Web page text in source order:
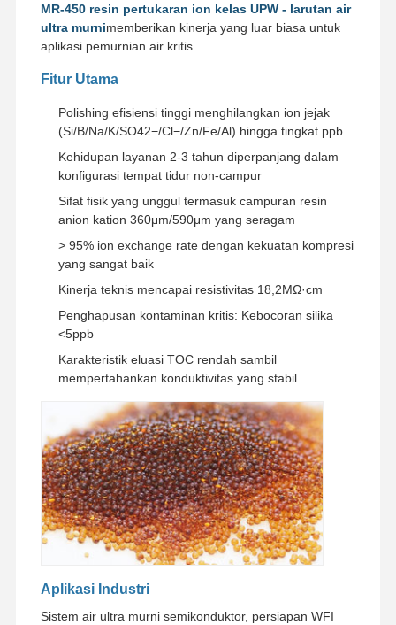
Kami
Tur Pabrik
Kontrol
Kualitas
Hubungi
Kami
Berita
MR-450 resin pertukaran ion kelas UPW - larutan air
ultra murnimemberikan kinerja yang luar biasa untuk
aplikasi pemurnian air kritis.
Fitur Utama
Polishing efisiensi tinggi menghilangkan ion jejak
(Si/B/Na/K/SO42−/Cl−/Zn/Fe/Al) hingga tingkat ppb
Kehidupan layanan 2-3 tahun diperpanjang dalam
konfigurasi tempat tidur non-campur
Sifat fisik yang unggul termasuk campuran resin
anion kation 360μm/590μm yang seragam
> 95% ion exchange rate dengan kekuatan kompresi
yang sangat baik
Kinerja teknis mencapai resistivitas 18,2MΩ·cm
Penghapusan kontaminan kritis: Kebocoran silika
<5ppb
Karakteristik eluasi TOC rendah sambil
mempertahankan konduktivitas yang stabil
Aplikasi Industri
Sistem air ultra murni semikonduktor, persiapan WFI